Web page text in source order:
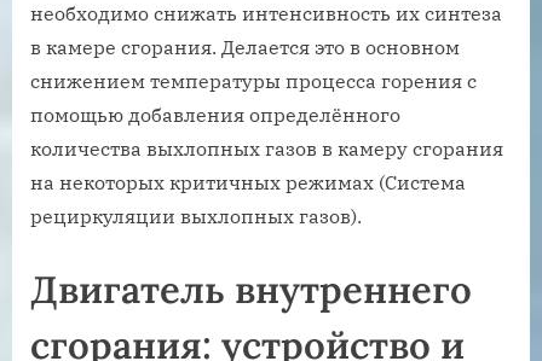
необходимо снижать интенсивность их синтеза
в камере сгорания. Делается это в основном
снижением температуры процесса горения с
помощью добавления определённого
количества выхлопных газов в камеру сгорания
на некоторых критичных режимах (Система
рециркуляции выхлопных газов).
Двигатель внутреннего
сгорания: устройство и